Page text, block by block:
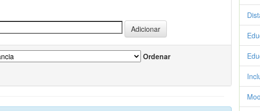
Ordenar